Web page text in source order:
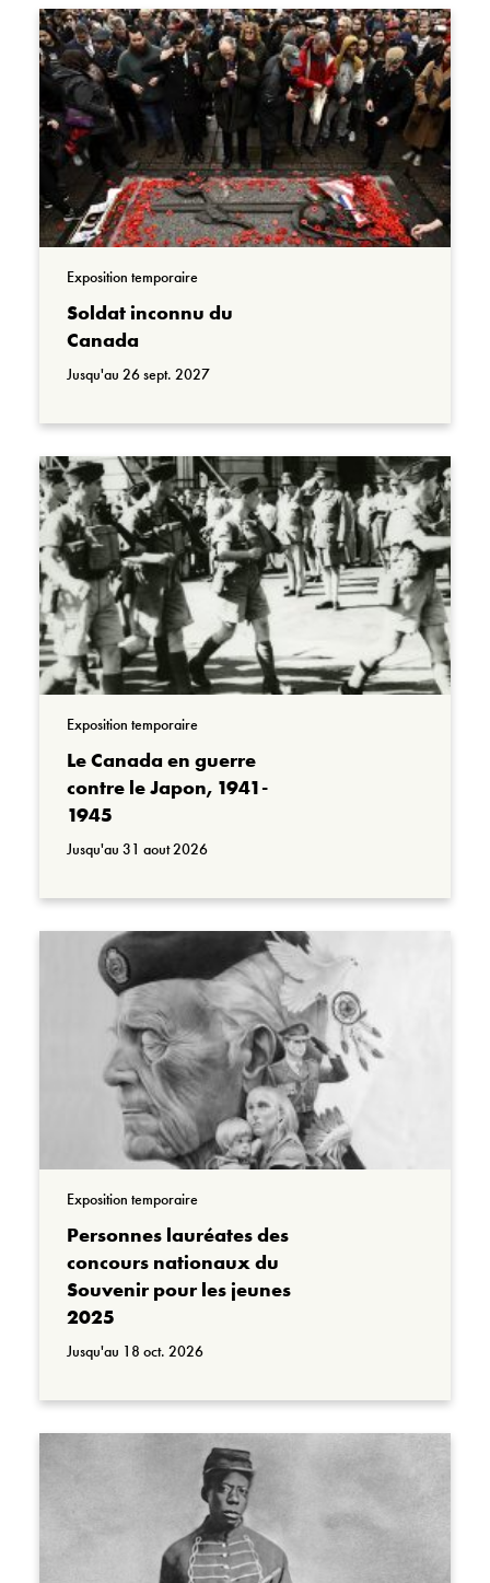
Exposition temporaire
Soldat inconnu du
Canada
Jusqu'au 26 sept. 2027
Exposition temporaire
Le Canada en guerre
contre le Japon, 1941-
1945
Jusqu'au 31 aout 2026
Exposition temporaire
Personnes lauréates des
concours nationaux du
Souvenir pour les jeunes
2025
Jusqu'au 18 oct. 2026